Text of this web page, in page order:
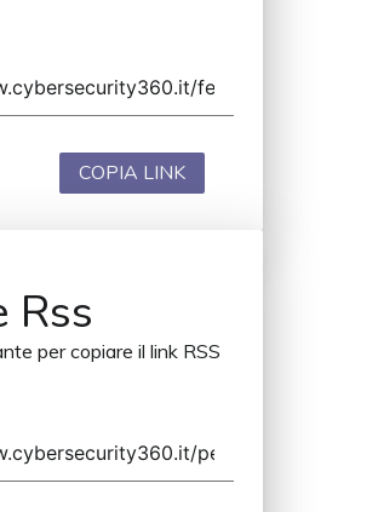
COPIA LINK
Rss
per copiare il link RSS